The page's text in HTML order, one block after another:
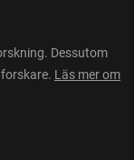
Dessutom
Läs mer om